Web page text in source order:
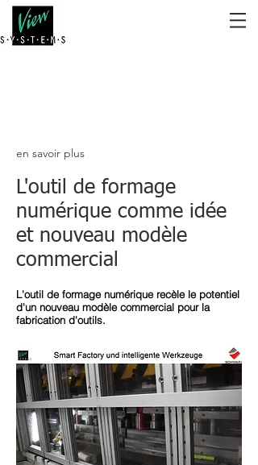
en savoir plus
L'outil de formage
numérique comme idée
et nouveau modèle
commercial
L'outil de formage numérique recèle le potentiel
d'un nouveau modèle commercial pour la
fabrication d'outils.